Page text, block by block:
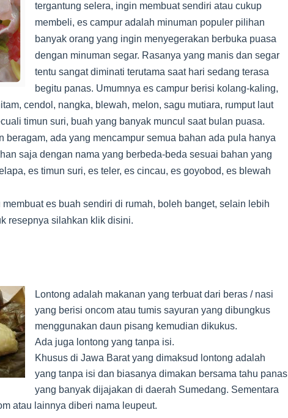
tergantung selera, ingin membuat sendiri atau cukup
membeli, es campur adalah minuman populer pilihan
banyak orang yang ingin menyegerakan berbuka puasa
dengan minuman segar. Rasanya yang manis dan segar
tentu sangat diminati terutama saat hari sedang terasa
begitu panas. Umumnya es campur berisi kolang-kaling,
cendol, nangka, blewah, melon, sagu mutiara, rumput laut
timun suri, buah yang banyak muncul saat bulan puasa.
beragam, ada yang mencampur semua bahan ada pula hanya
saja dengan nama yang berbeda-beda sesuai bahan yang
es timun suri, es teler, es cincau, es goyobod, es blewah
membuat es buah sendiri di rumah, boleh banget, selain lebih
resepnya silahkan klik disini.
Lontong adalah makanan yang terbuat dari beras / nasi
yang berisi oncom atau tumis sayuran yang dibungkus
menggunakan daun pisang kemudian dikukus.
Ada juga lontong yang tanpa isi.
Khusus di Jawa Barat yang dimaksud lontong adalah
yang tanpa isi dan biasanya dimakan bersama tahu panas
yang banyak dijajakan di daerah Sumedang. Sementara
atau lainnya diberi nama leupeut.